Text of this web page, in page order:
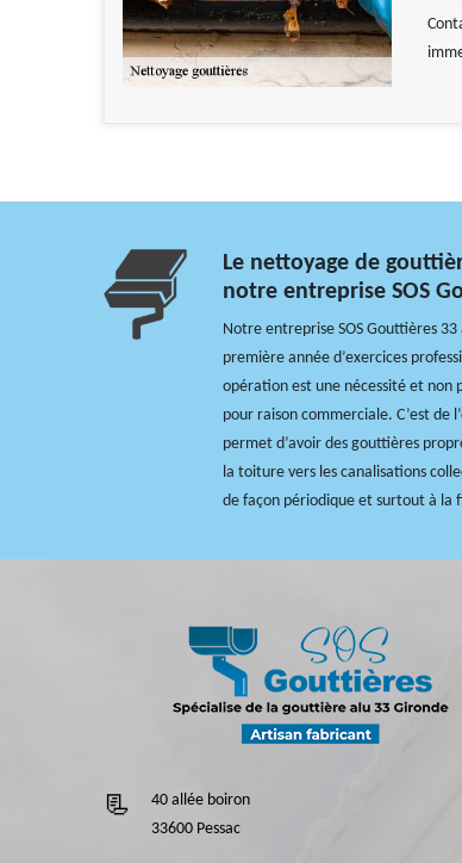
Le nettoyage de
notre entreprise SOS
Notre entreprise SOS Gouttières
première année d’exercices
opération est une nécessité et non
pour raison commerciale. C’est de
permet d’avoir des gouttières
la toiture vers les canalisations
de façon périodique et surtout à la
40 allée boiron
33600 Pessac